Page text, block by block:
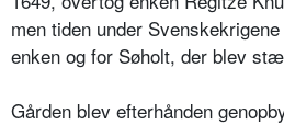
men tiden under
enken og for Søholt, der blev
Gården blev efterhånden